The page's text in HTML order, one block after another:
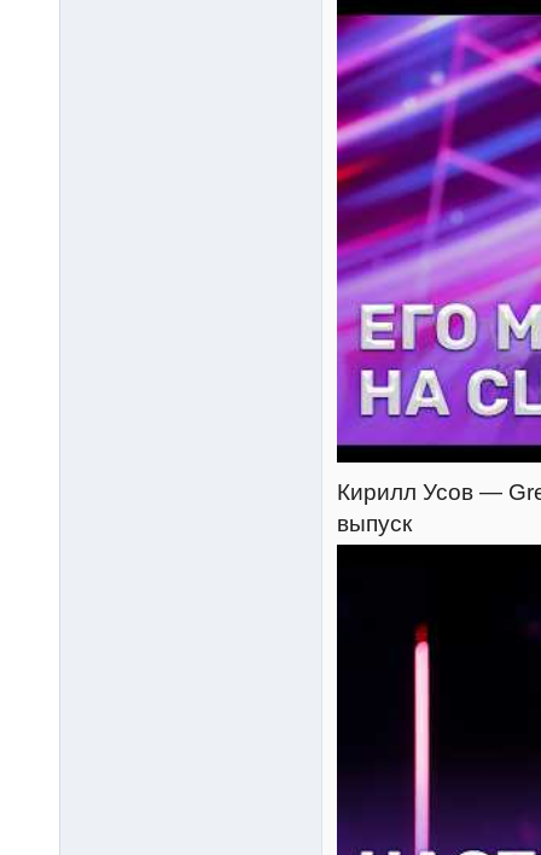
Кирилл Усов —
выпуск